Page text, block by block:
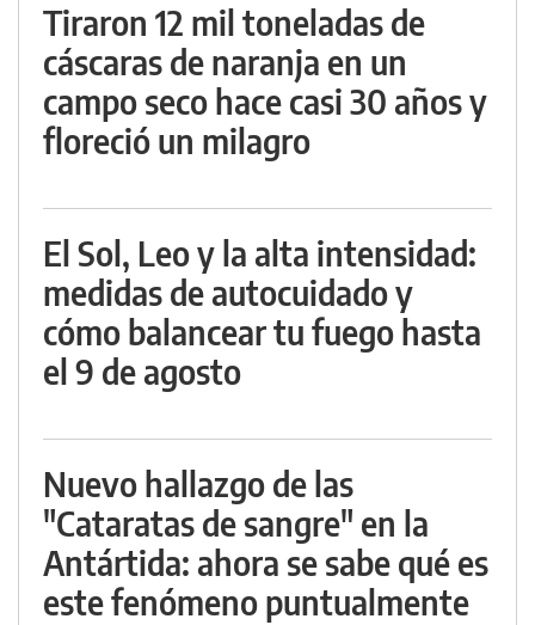
Tiraron 12 mil toneladas de
cáscaras de naranja en un
campo seco hace casi 30 años y
floreció un milagro
El Sol, Leo y la alta intensidad:
medidas de autocuidado y
cómo balancear tu fuego hasta
el 9 de agosto
Nuevo hallazgo de las
"Cataratas de sangre" en la
Antártida: ahora se sabe qué es
este fenómeno puntualmente